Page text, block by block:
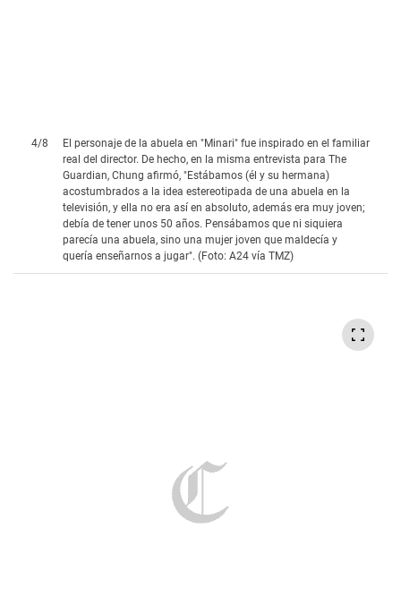
4/8
El personaje de la abuela en "Minari" fue inspirado en el familiar
real del director. De hecho, en la misma entrevista para The
Guardian, Chung afirmó, "Estábamos (él y su hermana)
acostumbrados a la idea estereotipada de una abuela en la
televisión, y ella no era así en absoluto, además era muy joven;
debía de tener unos 50 años. Pensábamos que ni siquiera
parecía una abuela, sino una mujer joven que maldecía y
quería enseñarnos a jugar". (Foto: A24 vía TMZ)